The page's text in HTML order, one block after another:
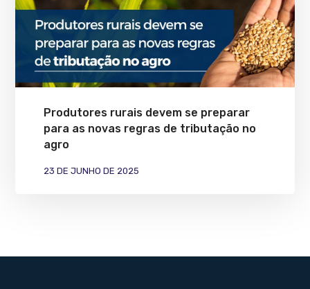
Produtores rurais devem se preparar
para as novas regras de tributação no
agro
23 DE JUNHO DE 2025